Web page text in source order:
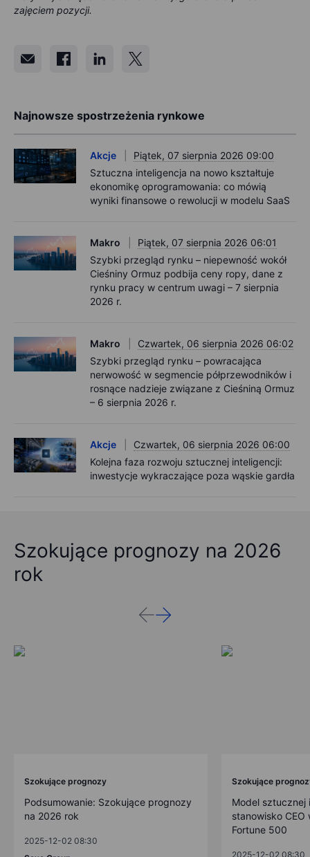
zajęciem pozycji.
Najnowsze spostrzeżenia rynkowe
Akcje
Piątek, 07 sierpnia 2026 09:00
Sztuczna inteligencja na nowo kształtuje
ekonomikę oprogramowania: co mówią
wyniki finansowe o rewolucji w modelu SaaS
Makro
Piątek, 07 sierpnia 2026 06:01
Szybki przegląd rynku – niepewność wokół
Cieśniny Ormuz podbija ceny ropy, dane z
rynku pracy w centrum uwagi – 7 sierpnia
2026 r.
Makro
Czwartek, 06 sierpnia 2026 06:02
Szybki przegląd rynku – powracająca
nerwowość w segmencie półprzewodników i
rosnące nadzieje związane z Cieśniną Ormuz
– 6 sierpnia 2026 r.
Akcje
Czwartek, 06 sierpnia 2026 06:00
Kolejna faza rozwoju sztucznej inteligencji:
inwestycje wykraczające poza wąskie gardła
Szokujące prognozy na 2026
rok
Szokujące prognozy
Podsumowanie: Szokujące prognozy
na 2026 rok
2025-12-02 08:30
Szokujące
Model sztucznej
stanowisko CEO
Fortune 500
2025-12-02 08:30